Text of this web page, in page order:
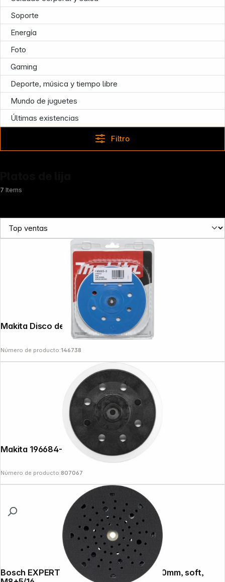
Soporte
Energía
Foto
Gaming
Deporte, música y tiempo libre
Mundo de juguetes
Últimas existencias
Filtro
7 Items
Makita Disco de amolar duro 150mm
Número de producto:146738
Makita 196684-1 Sander Pad soft 150mm
Número de producto:807067
Bosch EXPERT Multihole Backing Pad 150mm, soft,